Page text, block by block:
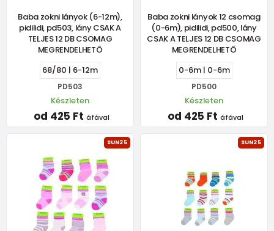
Baba zokni lányok (6-12m),
pidilidi, pd503, lány CSAK A
TELJES 12 DB CSOMAG
MEGRENDELHETŐ
68/80 | 6-12m
PD503
Készleten
od 425 Ft áfával
Baba zokni lányok 12 csomag
(0-6m), pidilidi, pd500, lány
CSAK A TELJES 12 DB CSOMAG
MEGRENDELHETŐ
0-6m | 0-6m
PD500
Készleten
od 425 Ft áfával
SUN25 SUN25